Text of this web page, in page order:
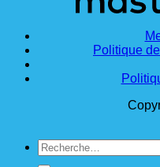
Politique
Recherche
pour :